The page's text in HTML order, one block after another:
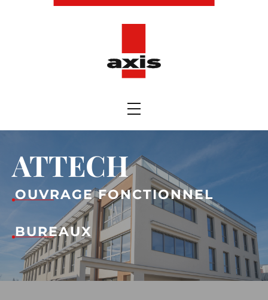
ATTECH
OUVRAGE FONCTIONNEL
BUREAUX